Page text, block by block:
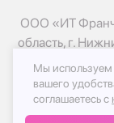
ООО «ИТ
область, г.
© 2017-2026г,
Политика
Публичная
Мы используем
вашего
соглашаетесь с